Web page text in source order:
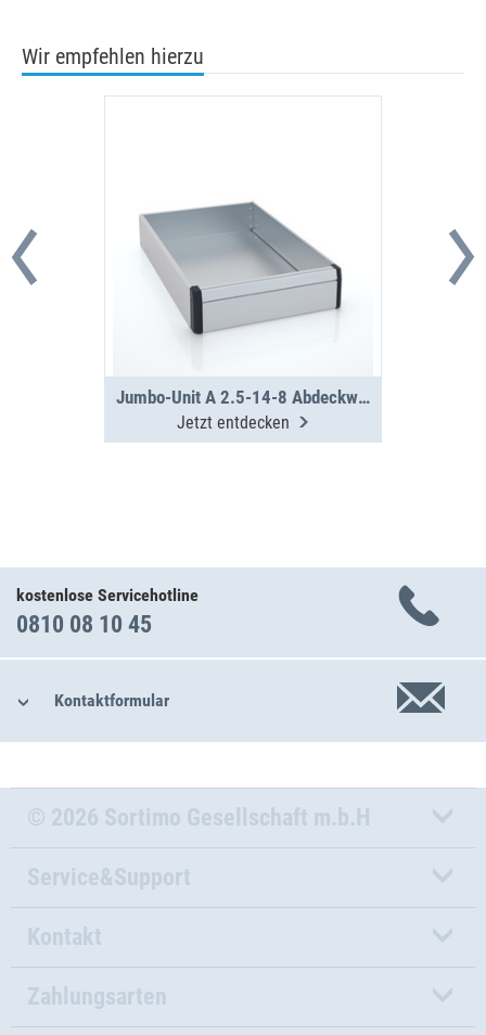
Wir empfehlen hierzu
Jumbo-Unit A 2.5-14-8 Abdeckwanne
Jetzt entdecken
kostenlose Servicehotline
0810 08 10 45
Kontaktformular
© 2026 Sortimo Gesellschaft m.b.H
Service&Support
Kontakt
Zahlungsarten